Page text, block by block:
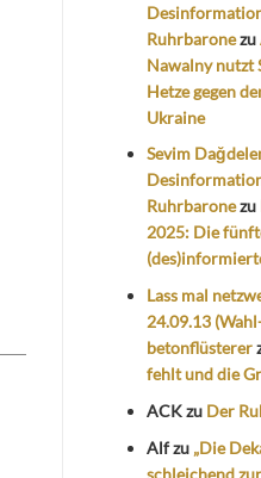
Ruhrbaronezu
Nawalny nutzt
Hetze gegen
Ukraine
Sevim
Ruhrbaronezu
2025: Die
Lass mal
24.09.13
betonflüsterer
fehlt und die
ACKzu Der
Alfzu „Die
schleichend